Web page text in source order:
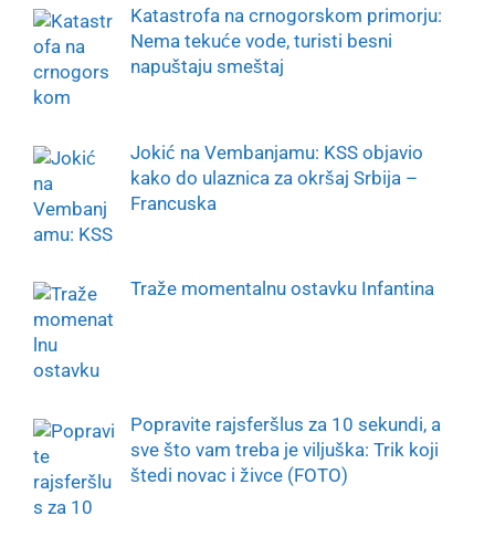
Katastrofa na crnogorskom primorju:
Nema tekuće vode, turisti besni
napuštaju smeštaj
Jokić na Vembanjamu: KSS objavio
kako do ulaznica za okršaj Srbija –
Francuska
Traže momentalnu ostavku Infantina
Popravite rajsferšlus za 10 sekundi, a
sve što vam treba je viljuška: Trik koji
štedi novac i živce (FOTO)